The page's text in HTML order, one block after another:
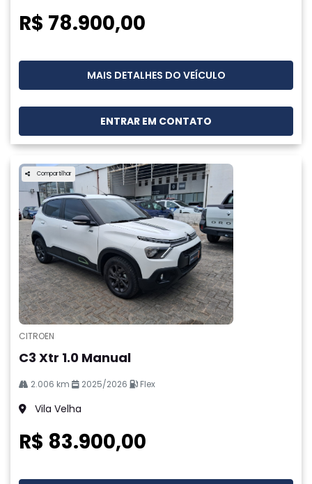
R$ 78.900,00
MAIS DETALHES DO VEÍCULO
ENTRAR EM CONTATO
Compartilhar
CITROEN
C3 Xtr 1.0 Manual
2.006 km 2025/2026 Flex
Vila Velha
R$ 83.900,00